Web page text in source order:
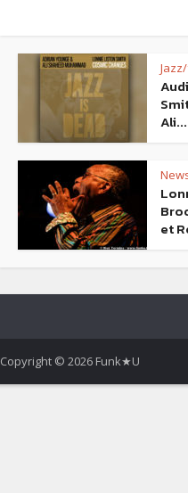
Ali...
et
Copyright © 2026 Funk★U